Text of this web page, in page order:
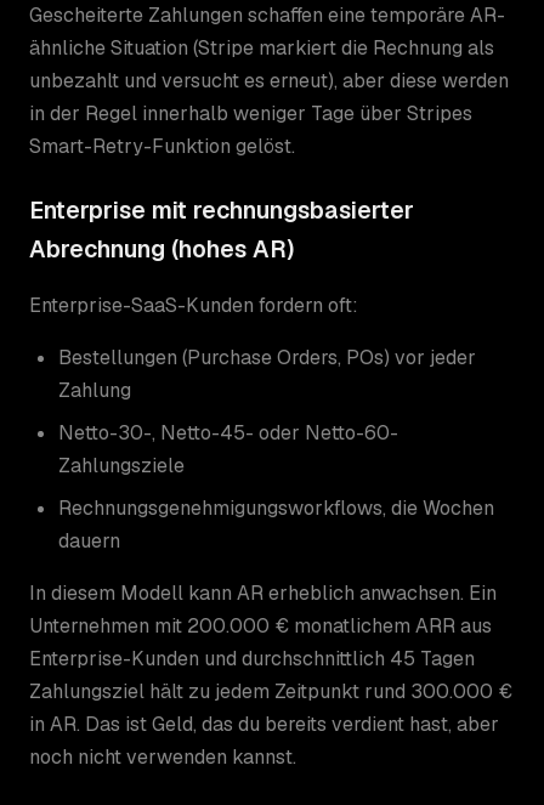
Gescheiterte Zahlungen schaffen eine temporäre AR-
ähnliche Situation (Stripe markiert die Rechnung als
unbezahlt und versucht es erneut), aber diese werden
in der Regel innerhalb weniger Tage über Stripes
Smart-Retry-Funktion gelöst.
Enterprise mit rechnungsbasierter
Abrechnung (hohes AR)
Enterprise-SaaS-Kunden fordern oft:
Bestellungen (Purchase Orders, POs) vor jeder
Zahlung
Netto-30-, Netto-45- oder Netto-60-
Zahlungsziele
Rechnungsgenehmigungsworkflows, die Wochen
dauern
In diesem Modell kann AR erheblich anwachsen. Ein
Unternehmen mit 200.000 € monatlichem ARR aus
Enterprise-Kunden und durchschnittlich 45 Tagen
Zahlungsziel hält zu jedem Zeitpunkt rund 300.000 €
in AR. Das ist Geld, das du bereits verdient hast, aber
noch nicht verwenden kannst.